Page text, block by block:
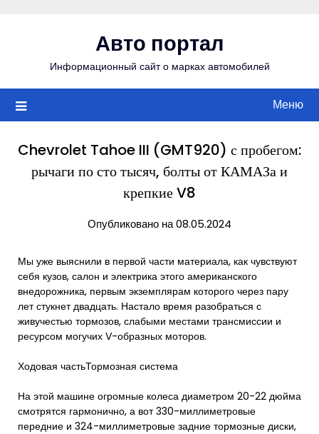
Авто портал
Информационный сайт о марках автомобилей
Меню
Chevrolet Tahoe III (GMT920) с пробегом:
рычаги по сто тысяч, болты от КАМАЗа и
крепкие V8
Опубликовано на 08.05.2024
Мы уже выяснили в первой части материала, как чувствуют
себя кузов, салон и электрика этого американского
внедорожника, первым экземплярам которого через пару
лет стукнет двадцать. Настало время разобраться с
живучестью тормозов, слабыми местами трансмиссии и
ресурсом могучих V-образных моторов.
Ходовая частьТормозная система
На этой машине огромные колеса диаметром 20-22 дюйма
смотрятся гармонично, а вот 330-миллиметровые
передние и 324-миллиметровые задние тормозные диски,